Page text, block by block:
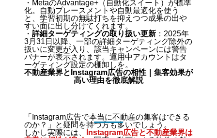
・MetaのAdvantage+（自動化スイート）が標準
化。自動プレースメントや自動最適化を使う
と、学習初期の無駄打ちを抑えつつ成果の出や
すい面に出し分けてくれます。
・ 詳細ターゲティングの取り扱い更新 ：2025年
3月31日以降、一部の詳細ターゲティング除外の
扱いに変更が入り、該当キャンペーンには警告
バナーが表示されます。運用中アカウントはタ
ーゲティング設定の棚卸しを。
不動産業界とInstagram広告の相性｜集客効果が
高い理由を徹底解説
「Instagram広告で本当に不動産の集客はできる
のか？」と疑問を持つ方も多いでしょう。
しかし実際には、
Instagram広告と不動産業界は